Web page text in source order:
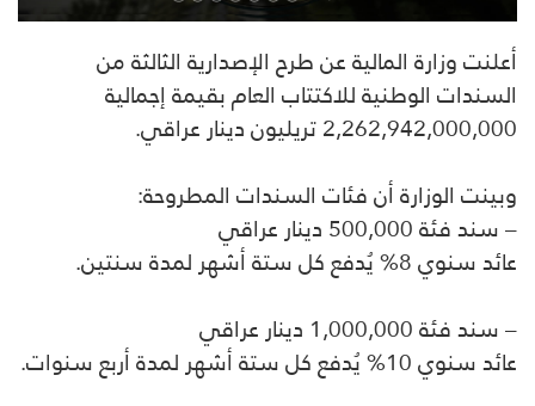
أعلنت وزارة المالية عن طرح الإصدارية الثالثة من
السندات الوطنية للاكتتاب العام بقيمة إجمالية
2,262,942,000,000 تريليون دينار عراقي.
وبينت الوزارة أن فئات السندات المطروحة:
– سند فئة 500,000 دينار عراقي
عائد سنوي 8% يُدفع كل ستة أشهر لمدة سنتين.
– سند فئة 1,000,000 دينار عراقي
عائد سنوي 10% يُدفع كل ستة أشهر لمدة أربع سنوات.